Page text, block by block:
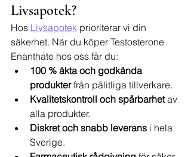
Livsapotek?
Hos Livsapotek prioriterar vi din
säkerhet. När du köper Testosterone
Enanthate hos oss får du:
100 % äkta och godkända
produkter från pålitliga tillverkare.
Kvalitetskontroll och spårbarhet av
alla produkter.
Diskret och snabb leverans i hela
Sverige.